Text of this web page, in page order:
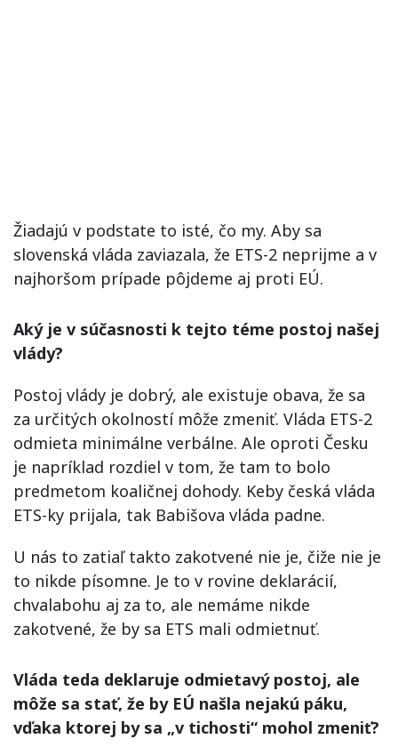
Žiadajú v podstate to isté, čo my. Aby sa
slovenská vláda zaviazala, že ETS-2 neprijme a v
najhoršom prípade pôjdeme aj proti EÚ.
Aký je v súčasnosti k tejto téme postoj našej
vlády?
Postoj vlády je dobrý, ale existuje obava, že sa
za určitých okolností môže zmeniť. Vláda ETS-2
odmieta minimálne verbálne. Ale oproti Česku
je napríklad rozdiel v tom, že tam to bolo
predmetom koaličnej dohody. Keby česká vláda
ETS-ky prijala, tak Babišova vláda padne.
U nás to zatiaľ takto zakotvené nie je, čiže nie je
to nikde písomne. Je to v rovine deklarácií,
chvalabohu aj za to, ale nemáme nikde
zakotvené, že by sa ETS mali odmietnuť.
Vláda teda deklaruje odmietavý postoj, ale
môže sa stať, že by EÚ našla nejakú páku,
vďaka ktorej by sa „v tichosti“ mohol zmeniť?